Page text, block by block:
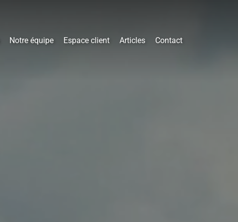
Notre équipe Espace client Articles Contact